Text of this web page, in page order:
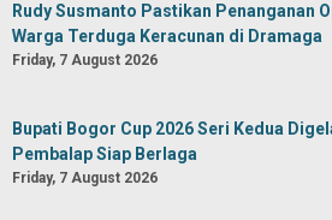
Rudy Susmanto Pastikan Penanganan
Warga Terduga Keracunan di Dramaga
Friday, 7 August 2026
Bupati Bogor Cup 2026 Seri Kedua
Pembalap Siap Berlaga
Friday, 7 August 2026